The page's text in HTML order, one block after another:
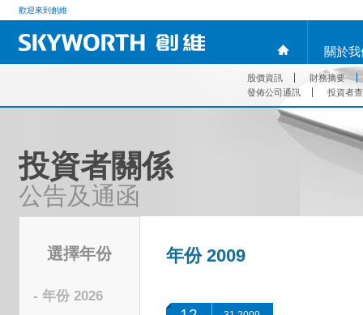
歡迎來到創維
關於
股價資訊
財務摘要
發佈公司通訊
投資者
投資者關係
公告及通函
選擇年份
- 年份 2026
年份 2009